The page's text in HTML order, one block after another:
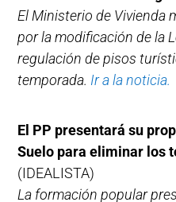
El Ministerio de Vivienda
por la modificación de la
regulación de pisos
temporada. Ir a la noticia.
El PP presentará su
Suelo para eliminar los
(IDEALISTA)
La formación popular